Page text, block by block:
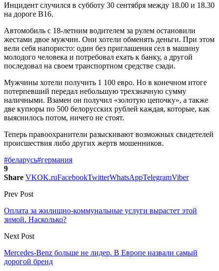
Инцидент случился в субботу 30 сентября между 18.00 и 18.30
на дороге B16.
Автомобиль с 18-летним водителем за рулем остановили
жестами двое мужчин. Они хотели обменять деньги. При этом
вели себя напористо: один без приглашения сел в машину
молодого человека и потребовал ехать к банку, а другой
последовал на своем транспортном средстве сзади.
Мужчины хотели получить 1 100 евро. Но в конечном итоге
потерпевший передал небольшую трехзначную сумму
наличными. Взамен он получил «золотую цепочку», а также
две купюры по 500 белорусских рублей каждая, которые, как
выяснилось потом, ничего не стоят.
Теперь правоохранители разыскивают возможных свидетелей
происшествия либо других жертв мошенников.
#беларусь#германия
9
Share VKOK.ruFacebookTwitterWhatsAppTelegramViber
Prev Post
Оплата за жилищно-коммунальные услуги вырастет этой
зимой. Насколько?
Next Post
Mercedes-Benz больше не лидер. В Европе назвали самый
дорогой бренд